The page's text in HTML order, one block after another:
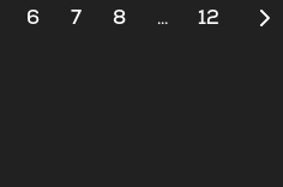
6 7 8 … 12